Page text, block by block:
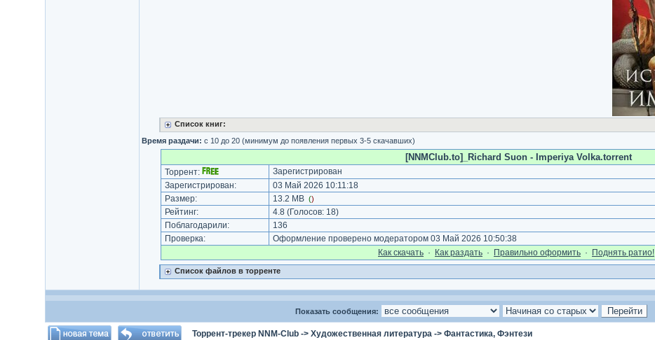
Список книг:
Время раздачи: с 10 до 20 (минимум до появления первых 3-5 скачавших)
[NNMClub.to]_Richard Suon - Imperiya Volka.torrent
Торрент:
Зарегистрирован
Зарегистрирован:
03 Май 2026 10:11:18
Размер:
13.2 MB ()
Рейтинг: 4.8 (Голосов: 18)
Поблагодарили:
136
Проверка:
Оформление проверено модератором 03 Май 2026 10:50:38
Как cкачать · Как раздать · Правильно оформить · Поднять ратио!
Список файлов в торренте
Показать сообщения:
Торрент-трекер NNM-Club-> Художественная литература-> Фантастика, Фэнтези